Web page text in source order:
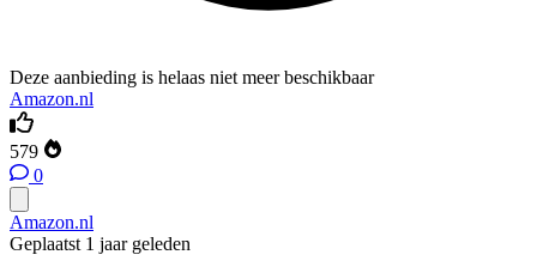
Deze aanbieding is helaas niet meer beschikbaar
Amazon.nl
579
0
Amazon.nl
Geplaatst 1 jaar geleden